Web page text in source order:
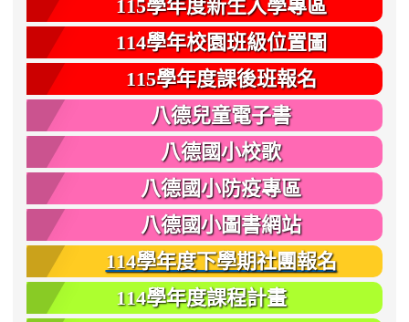
115學年度新生入學專區
114學年校園班級位置圖
115學年度課後班報名
八德兒童電子書
八德國小校歌
八德國小防疫專區
八德國小圖書網站
114學年度下學期社團報名
114學年度課程計畫